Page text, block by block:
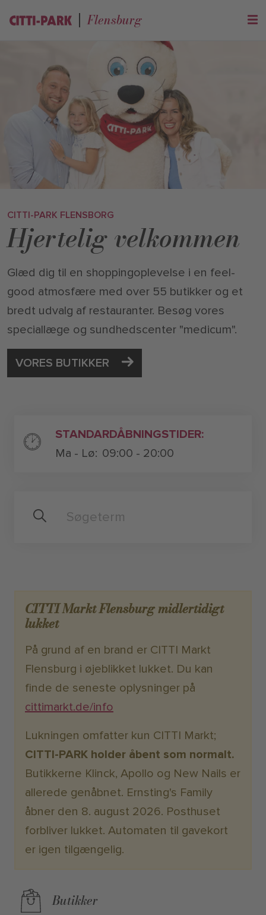
Flensburg
CITTI-PARK FLENSBORG
Hjertelig velkommen
Glæd dig til en shoppingoplevelse i en feel-
good atmosfære med over 55 butikker og et
bredt udvalg af restauranter. Besøg vores
speciallæge og sundhedscenter "medicum".
VORES BUTIKKER
STANDARDÅBNINGSTIDER:
Ma - Lø: 09:00 - 20:00
CITTI Markt Flensburg midlertidigt
lukket
På grund af en brand er CITTI Markt
Flensburg i øjeblikket lukket. Du kan
finde de seneste oplysninger på
cittimarkt.de/info
Lukningen omfatter kun CITTI Markt;
CITTI-PARK holder åbent som normalt.
Butikkerne Klinck, Apollo og New Nails er
allerede genåbnet. Ernsting's Family
åbner den 8. august 2026. Posthuset
forbliver lukket. Automaten til gavekort
er igen tilgængelig.
Butikker